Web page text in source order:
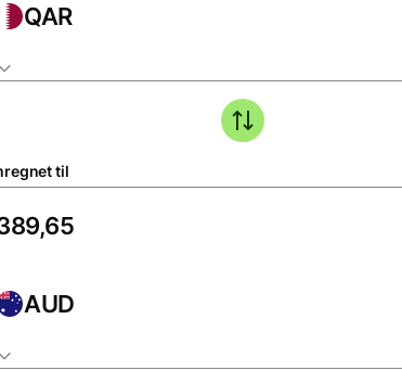
QAR
til
AUD